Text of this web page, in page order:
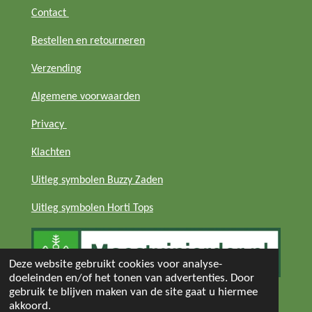
Deze website gebruikt cookies voor analyse-
doeleinden en/of het tonen van advertenties. Door
gebruik te blijven maken van de site gaat u hiermee
akkoord.
Contact
Bestellen en retourneren
Verzending
Algemene voorwaarden
Privacy
Klachten
Uitleg symbolen Buzzy Zaden
Uitleg symbolen Horti Tops